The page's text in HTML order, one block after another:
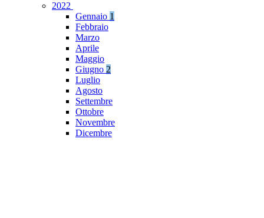
2022
Gennaio 1
Febbraio
Marzo
Aprile
Maggio
Giugno 2
Luglio
Agosto
Settembre
Ottobre
Novembre
Dicembre